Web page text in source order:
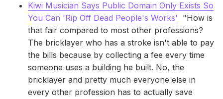
Kiwi Musician Says Public Domain Only Exists So
You Can 'Rip Off Dead People's Works' "How is
that fair compared to most other professions?
The bricklayer who has a stroke isn't able to pay
the bills because by collecting a fee every time
someone uses a building he built. No, the
bricklayer and pretty much everyone else in
every other profession has to actually save